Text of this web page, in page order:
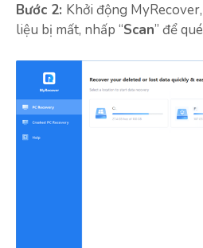
Bước 2: Khởi động
liệu bị mất, nhấp “Scan” để